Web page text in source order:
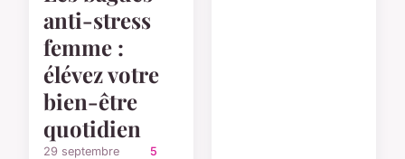
anti-stress
femme :
élévez votre
bien-être
quotidien
29 septembre
5